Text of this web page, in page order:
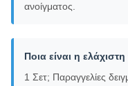
ανοίγματος.
Ποια είναι η
1 Σετ; Παραγγελίες